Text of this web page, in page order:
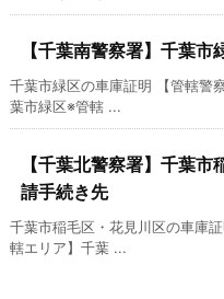
【千葉南警察署】千葉
千葉市緑区の車庫証明 【管轄警
葉市緑区※管轄 ...
【千葉北警察署】千葉
請手続き先
千葉市稲毛区・花見川区の車庫
轄エリア】千葉 ...